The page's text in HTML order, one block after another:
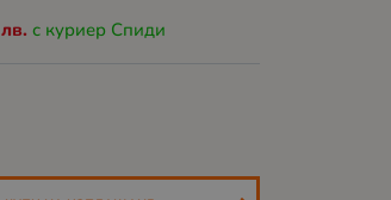
лв. с куриер Спиди